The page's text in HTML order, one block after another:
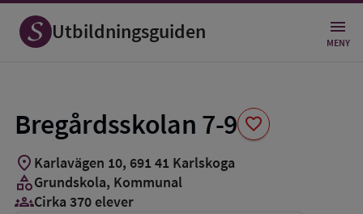
Utbildningsguiden MENY
Bregårdsskolan 7-9 favorite
Spara
som
favorit
location_on Karlavägen 10, 69141 Karlskoga
categoryGrundskola, Kommunal
groups_3Cirka 370 elever